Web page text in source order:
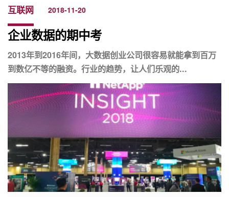
互联网 2018-11-20
企业数据的期中考
2013年到2016年间，大数据创业公司很容易就能拿到百万
到数亿不等的融资。行业的趋势，让人们乐观的...